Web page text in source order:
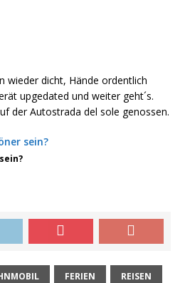
wieder dicht, Hände ordentlich
upgedated und weiter geht´s.
der Autostrada del sole genossen.
FERIEN REISEN